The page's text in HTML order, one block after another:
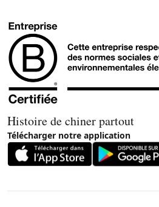
Histoire de chiner partout
Télécharger notre application